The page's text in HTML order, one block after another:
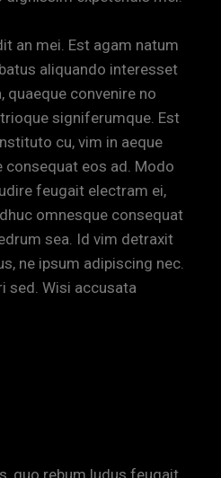
an mei. Est agam natum
aliquando interesset
quaeque convenire no
signiferumque. Est
cu, vim in aeque
consequat eos ad. Modo
feugait electram ei,
omnesque consequat
sea. Id vim detraxit
ne ipsum adipiscing nec.
sed. Wisi accusata